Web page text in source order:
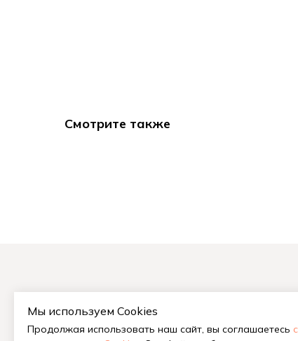
Смотрите также
Мы используем Cookies
Продолжая использовать наш сайт, вы соглашаетесь